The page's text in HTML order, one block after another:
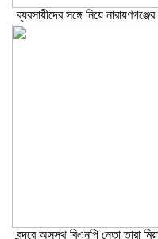
ব্যবসায়ীদের সঙ্গে নিয়ে
বন্দরে অসুস্থ বিএনপি নেতা তারা